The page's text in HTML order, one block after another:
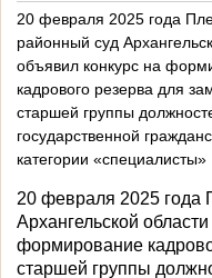
20 февраля 2025 года
районный суд
объявил конкурс на
кадрового резерва для
старшей группы
государственной
категории «специалисты»
20 февраля 2025 года
Архангельской
формирование
старшей группы